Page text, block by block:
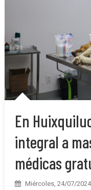
En
integral a
médicas
Miércoles, 24/07/2024